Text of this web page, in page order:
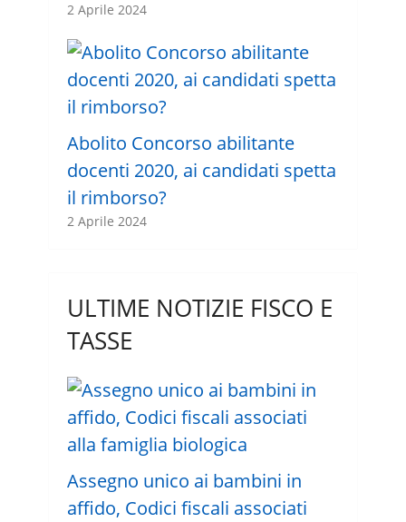
2 Aprile 2024
Abolito Concorso abilitante
docenti 2020, ai candidati spetta
il rimborso?
2 Aprile 2024
ULTIME NOTIZIE FISCO E
TASSE
Assegno unico ai bambini in
affido, Codici fiscali associati